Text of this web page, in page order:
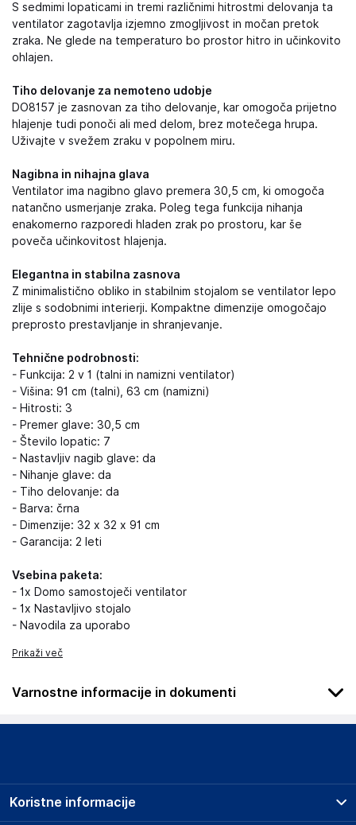
S sedmimi lopaticami in tremi različnimi hitrostmi delovanja ta
ventilator zagotavlja izjemno zmogljivost in močan pretok
zraka. Ne glede na temperaturo bo prostor hitro in učinkovito
ohlajen.
Tiho delovanje za nemoteno udobje
DO8157 je zasnovan za tiho delovanje, kar omogoča prijetno
hlajenje tudi ponoči ali med delom, brez motečega hrupa.
Uživajte v svežem zraku v popolnem miru.
Nagibna in nihajna glava
Ventilator ima nagibno glavo premera 30,5 cm, ki omogoča
natančno usmerjanje zraka. Poleg tega funkcija nihanja
enakomerno razporedi hladen zrak po prostoru, kar še
poveča učinkovitost hlajenja.
Elegantna in stabilna zasnova
Z minimalistično obliko in stabilnim stojalom se ventilator lepo
zlije s sodobnimi interierji. Kompaktne dimenzije omogočajo
preprosto prestavljanje in shranjevanje.
Tehnične podrobnosti:
- Funkcija: 2 v 1 (talni in namizni ventilator)
- Višina: 91 cm (talni), 63 cm (namizni)
- Hitrosti: 3
- Premer glave: 30,5 cm
- Število lopatic: 7
- Nastavljiv nagib glave: da
- Nihanje glave: da
- Tiho delovanje: da
- Barva: črna
- Dimenzije: 32 x 32 x 91 cm
- Garancija: 2 leti
Vsebina paketa:
- 1x Domo samostoječi ventilator
- 1x Nastavljivo stojalo
- Navodila za uporabo
Prikaži več
Varnostne informacije in dokumenti
Podatki o proizvajalcu
Domo Elektro N.V.
Koristne informacije